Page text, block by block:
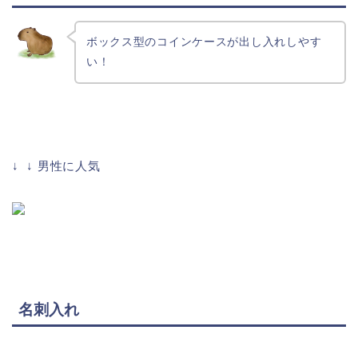
ボックス型のコインケースが出し入れしやす
い！
↓ ↓ 男性に人気
名刺入れ